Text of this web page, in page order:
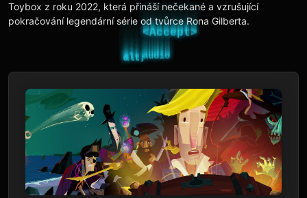
Toybox z roku 2022, která přináší nečekané a vzrušující
pokračování legendární série od tvůrce Rona Gilberta.